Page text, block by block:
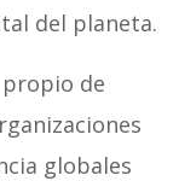
del planeta.
de
globales